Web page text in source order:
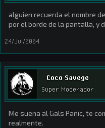
alguien recuerda el nombre
por el borde de la pantalla, y
24/Jul/2004
Coco Savege
Super Moderador
Me suena al Gals Panic, te
realmente.